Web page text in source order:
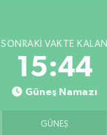
SONRAKI VAKTE KALAN
15:43
Güneş Namazı
GÜNEŞ